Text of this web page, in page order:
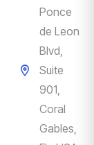
Ponce
de Leon
Blvd,
Suite
901,
Coral
Gables,